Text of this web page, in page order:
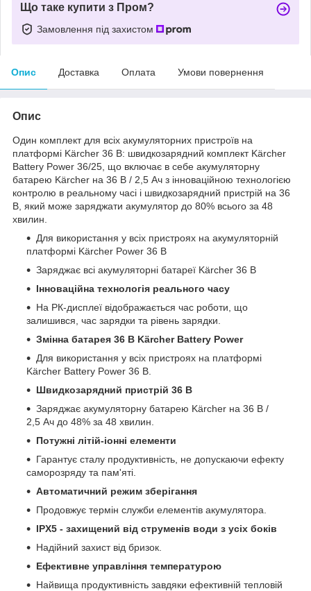
Що таке купити з Пром?
Замовлення під захистом
Опис Доставка Оплата Умови повернення
Опис
Один комплект для всіх акумуляторних пристроїв на
платформі Kärcher 36 В: швидкозарядний комплект Kärcher
Battery Power 36/25, що включає в себе акумуляторну
батарею Kärcher на 36 В / 2,5 Ач з інноваційною технологією
контролю в реальному часі і швидкозарядний пристрій на 36
В, який може заряджати акумулятор до 80% всього за 48
хвилин.
Для використання у всіх пристроях на акумуляторній
платформі Kärcher Power 36 В
Заряджає всі акумуляторні батареї Kärcher 36 В
Інноваційна технологія реального часу
На РК-дисплеї відображається час роботи, що
залишився, час зарядки та рівень зарядки.
Змінна батарея 36 В Kärcher Battery Power
Для використання у всіх пристроях на платформі
Kärcher Battery Power 36 В.
Швидкозарядний пристрій 36 В
Заряджає акумуляторну батарею Kärcher на 36 В /
2,5 Ач до 48% за 48 хвилин.
Потужні літій-іонні елементи
Гарантує сталу продуктивність, не допускаючи ефекту
саморозряду та пам'яті.
Автоматичний режим зберігання
Продовжує термін служби елементів акумулятора.
IPX5 - захищений від струменів води з усіх боків
Надійний захист від бризок.
Ефективне управління температурою
Найвища продуктивність завдяки ефективній тепловій